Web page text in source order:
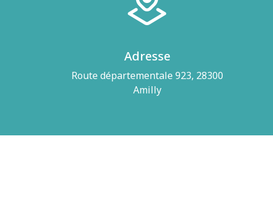
Adresse
Route départementale 923, 28300
Amilly